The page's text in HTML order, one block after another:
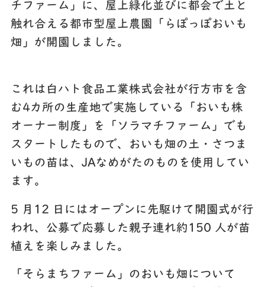
チファーム」に、屋上緑化並びに都会で土と
触れ合える都市型屋上農園「らぽっぽおいも
畑」が開園しました。
これは白ハト食品工業株式会社が行方市を含
む4カ所の生産地で実施している「おいも株
オーナー制度」を「ソラマチファーム」でも
スタートしたもので、おいも畑の土・さつま
いもの苗は、JAなめがたのものを使用してい
ます。
5 月12 日にはオープンに先駆けて開園式が行
われ、公募で応募した親子連れ約150 人が苗
植えを楽しみました。
「そらまちファーム」のおいも畑について